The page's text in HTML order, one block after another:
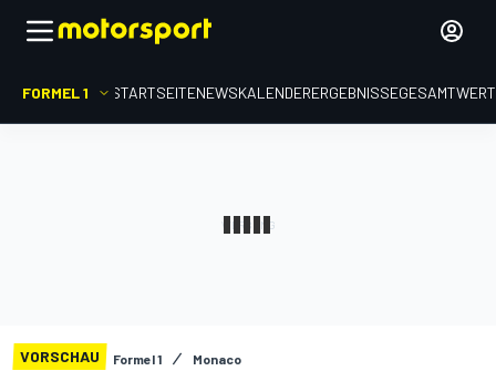
FORMEL 1 STARTSEITENEWSKALENDERERGEBNISSE
VORSCHAU Formel 1 Monaco